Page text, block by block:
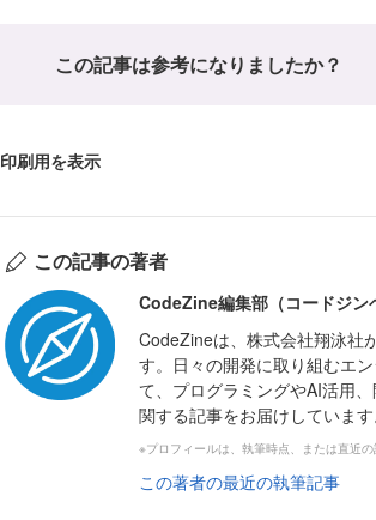
この記事は参考になりましたか？
印刷用を表示
この記事の著者
CodeZine編集部（コードジン
CodeZineは、株式会社翔泳社
す。日々の開発に取り組むエ
て、プログラミングやAI活用
関する記事をお届けしています
※プロフィールは、執筆時点、または直近
この著者の最近の執筆記事